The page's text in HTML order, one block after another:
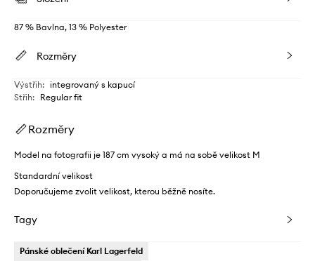
87 % Bavlna, 13 % Polyester
Rozměry
Výstřih: integrovaný s kapucí
Střih: Regular fit
Rozměry
Model na fotografii je 187 cm vysoký a má na sobě velikost M
Standardní velikost
Doporučujeme zvolit velikost, kterou běžně nosíte.
Tagy
Pánské oblečení Karl Lagerfeld